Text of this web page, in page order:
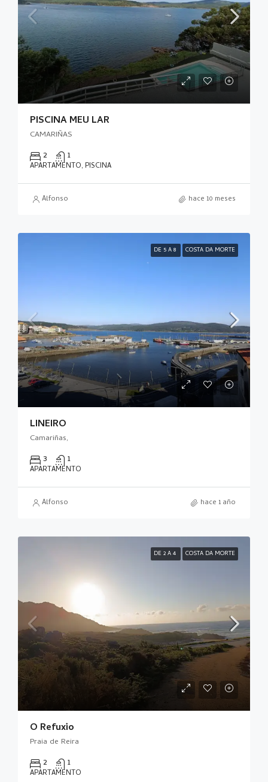
PISCINA MEU LAR
CAMARIÑAS
2 1
APARTAMENTO, PISCINA
Alfonso hace 10 meses
DE 5 A 8 COSTA DA MORTE
LIÑEIRO
Camariñas,
3 1
APARTAMENTO
Alfonso hace 1 año
DE 2 A 4 COSTA DA MORTE
O Refuxio
Praia de Reira
2 1
APARTAMENTO